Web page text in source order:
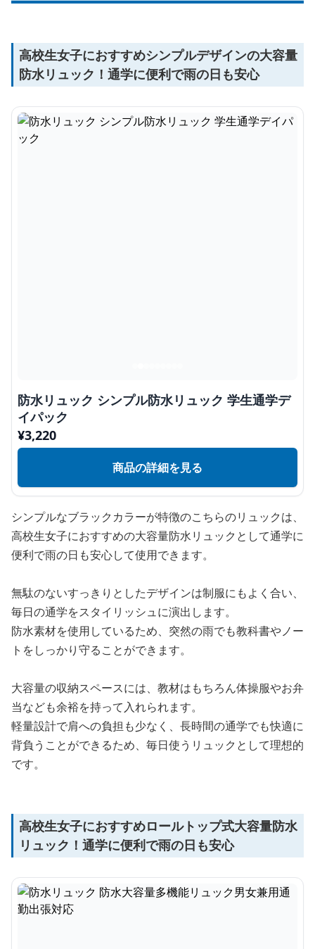
高校生女子におすすめシンプルデザインの大容量
防水リュック！通学に便利で雨の日も安心
防水リュック シンプル防水リュック 学生通学デ
イパック
¥3,220
商品の詳細を見る
シンプルなブラックカラーが特徴のこちらのリュックは、
高校生女子におすすめの大容量防水リュックとして通学に
便利で雨の日も安心して使用できます。
無駄のないすっきりとしたデザインは制服にもよく合い、
毎日の通学をスタイリッシュに演出します。
防水素材を使用しているため、突然の雨でも教科書やノー
トをしっかり守ることができます。
大容量の収納スペースには、教材はもちろん体操服やお弁
当なども余裕を持って入れられます。
軽量設計で肩への負担も少なく、長時間の通学でも快適に
背負うことができるため、毎日使うリュックとして理想的
です。
高校生女子におすすめロールトップ式大容量防水
リュック！通学に便利で雨の日も安心